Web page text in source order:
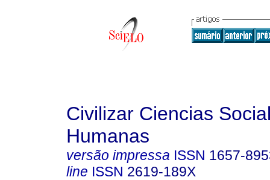
Civilizar Ciencias
Humanas
versão impressa ISSN 1657-
line ISSN 2619-189X